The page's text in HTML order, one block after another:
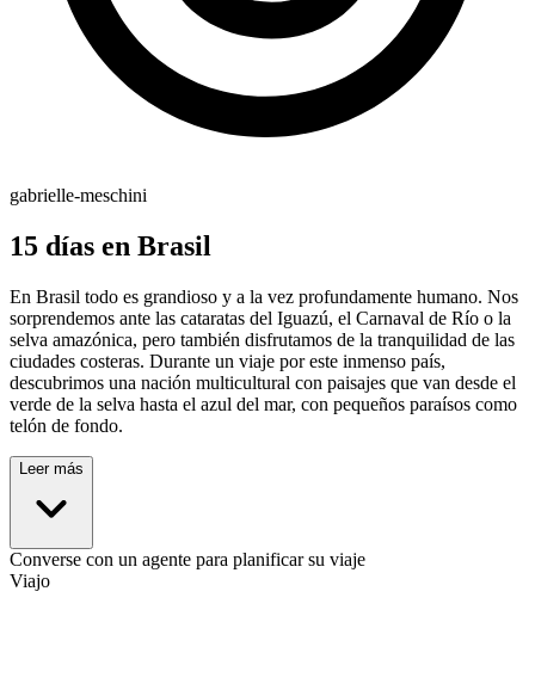
gabrielle-meschini
15 días en Brasil
En Brasil todo es grandioso y a la vez profundamente humano. Nos
sorprendemos ante las cataratas del Iguazú, el Carnaval de Río o la
selva amazónica, pero también disfrutamos de la tranquilidad de las
ciudades costeras. Durante un viaje por este inmenso país,
descubrimos una nación multicultural con paisajes que van desde el
verde de la selva hasta el azul del mar, con pequeños paraísos como
telón de fondo.
Leer más
Converse con un agente para planificar su viaje
Viajo